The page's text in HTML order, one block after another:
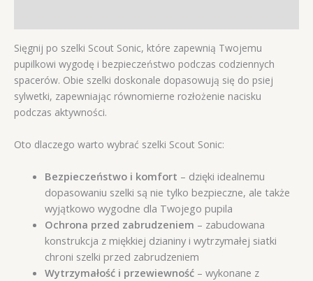
Sięgnij po szelki Scout Sonic, które zapewnią Twojemu
pupilkowi wygodę i bezpieczeństwo podczas codziennych
spacerów. Obie szelki doskonale dopasowują się do psiej
sylwetki, zapewniając równomierne rozłożenie nacisku
podczas aktywności.
Oto dlaczego warto wybrać szelki Scout Sonic:
Bezpieczeństwo i komfort – dzięki idealnemu
dopasowaniu szelki są nie tylko bezpieczne, ale także
wyjątkowo wygodne dla Twojego pupila
Ochrona przed zabrudzeniem – zabudowana
konstrukcja z miękkiej dzianiny i wytrzymałej siatki
chroni szelki przed zabrudzeniem
Wytrzymałość i przewiewność– wykonane z